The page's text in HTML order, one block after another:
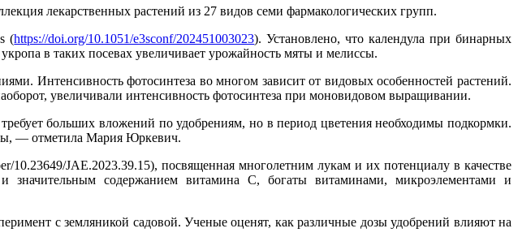
лекарственных растений из 27 видов семи фармакологических групп.
(https://doi.org/10.1051/e3sconf/202451003023). Установлено, что календула при бинарных
в таких посевах увеличивает урожайность мяты и мелиссы.
Интенсивность фотосинтеза во многом зависит от видовых особенностей растений.
увеличивали интенсивность фотосинтеза при моновидовом выращивании.
больших вложений по удобрениям, но в период цветения необходимы подкормки.
— отметила Мария Юркевич.
10.23649/JAE.2023.39.15), посвященная многолетним лукам и их потенциалу в качестве
значительным содержанием витамина С, богаты витаминами, микроэлементами и
с земляникой садовой. Ученые оценят, как различные дозы удобрений влияют на